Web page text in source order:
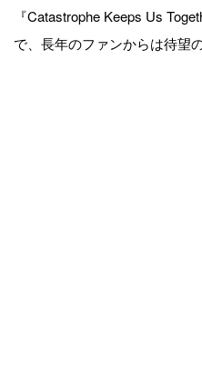
『Catastrophe Keeps Us
で、長年のファンからは待望